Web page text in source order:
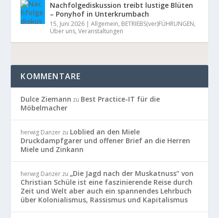
Nachfolgediskussion treibt lustige Blüten
– Ponyhof in Unterkrumbach
15, Juni 2026 |Allgemein, BETRIEBS(ver)FÜHRUNGEN,
Über uns,Veranstaltungen
KOMMENTARE
Dulce Ziemann zu Best Practice-IT für die
Möbelmacher
herwig Danzer zu Loblied an den Miele
Druckdampfgarer und offener Brief an die Herren
Miele und Zinkann
herwig Danzer zu „Die Jagd nach der Muskatnuss“ von
Christian Schüle ist eine faszinierende Reise durch
Zeit und Welt aber auch ein spannendes Lehrbuch
über Kolonialismus, Rassismus und Kapitalismus